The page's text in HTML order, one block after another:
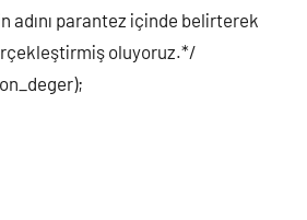
adını parantez içinde belirterek
oluyoruz.*/